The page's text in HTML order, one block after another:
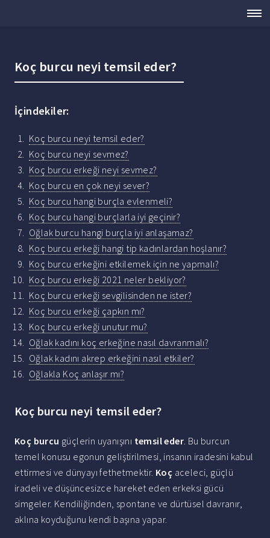
Koç burcu neyi temsil eder?
İçindekiler:
Koç burcu neyi temsil eder?
Koç burcu neyi sevmez?
Koç burcu erkeği neyi sevmez?
Koç burcu en çok neyi sever?
Koç burcu hangi burçla evlenmeli?
Koç burcu hangi burçlarla iyi geçinir?
Oğlak burcu hangi burçla iyi anlaşamaz?
Koç burcu erkeği hangi tip kadınlardan hoşlanır?
Koç burcu erkeğini etkilemek için ne yapmalı?
Koç burcu erkeği 2021 neler bekliyor?
Koç burcu erkeği sevgilisinden ne ister?
Koç burcu erkeği çapkın mı?
Koç burcu erkeği unutur mu?
Oğlak kadını koç erkeğine nasıl davranmalı?
Oğlak kadını akrep erkeğini nasıl etkiler?
Oğlakla Koç anlaşır mı?
Koç burcu neyi temsil eder?
Koç burcu güçlerin uyanışını temsil eder. Bu burcun
temel konusu egonun geliştirilmesi, insanın iradesini kabul
ettirmesi ve dünyayı fethetmektir. Koç aceleci, güçlü
iradeli ve düşüncesizce hareket eden erkeksi gücü
simgeler. Kendiliğinden, spontane ve dürtüsel davranır,
aklına koyduğunu kendi başına yapar.